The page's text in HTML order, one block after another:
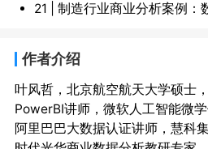
21 | 制造行业商业分析案例：
作者介绍
叶风哲，北京航空航天大学硕士
PowerBI讲师，微软人工智能微
阿里巴巴大数据认证讲师，慧科